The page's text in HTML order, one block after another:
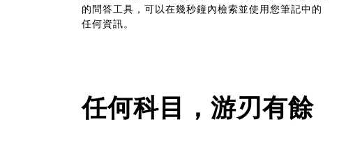
的問答工具，可以在幾秒鐘內檢索並使用您筆記中的
任何資訊。
任何科目，游刃有餘